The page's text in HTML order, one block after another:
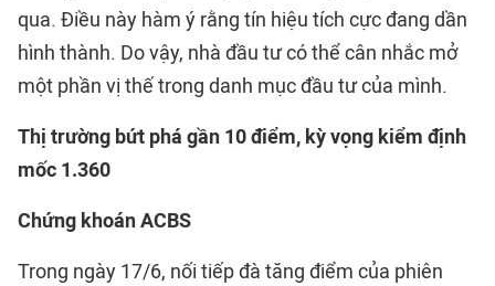
qua. Điều này hàm ý rằng tín hiệu tích cực đang dần
hình thành. Do vậy, nhà đầu tư có thể cân nhắc mở
một phần vị thế trong danh mục đầu tư của mình.
Thị trường bứt phá gần 10 điểm, kỳ vọng kiểm định
mốc 1.360
Chứng khoán ACBS
Trong ngày 17/6, nối tiếp đà tăng điểm của phiên